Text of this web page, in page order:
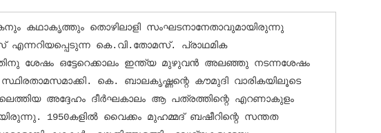
കഥാകൃത്തും തൊഴിലാളി സംഘടനാനേതാവുമായിരുന്നു
കെ.വി.തോമസ്. പ്രാഥമിക
ശേഷം ഒട്ടേറെക്കാലം ഇന്ത്യ മുഴുവന്‍ അലഞ്ഞു നടന്നശേഷം
കെ. ബാലകൃഷ്ണന്റെ കൗമുദി വാരികയിലൂടെ
അദ്ദേഹം ദീര്‍ഘകാലം ആ പത്രത്തിന്റെ എറണാകുളം
1950കളില്‍ വൈക്കം മുഹമ്മദ് ബഷീറിന്റെ സന്തത